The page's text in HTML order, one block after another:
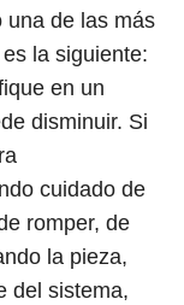
una de las más
la siguiente:
en un
disminuir. Si
cuidado de
romper, de
la pieza,
del sistema,